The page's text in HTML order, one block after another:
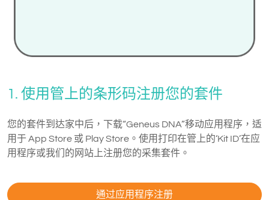
1. 使用管上的条形码注册您的套件
您的套件到达家中后，下载“Geneus DNA”移动应用程序，适
用于 App Store 或 Play Store。使用打印在管上的‘Kit ID’在应
用程序或我们的网站上注册您的采集套件。
通过应用程序注册